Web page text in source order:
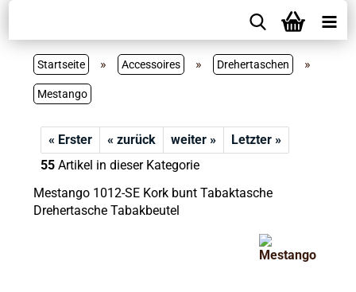
Startseite » Accessoires » Drehertaschen »
Mestango
« Erster « zurück weiter »
Letzter »
55Artikel in dieser Kategorie
Mestango 1012-SE Kork bunt Tabaktasche
Drehertasche Tabakbeutel